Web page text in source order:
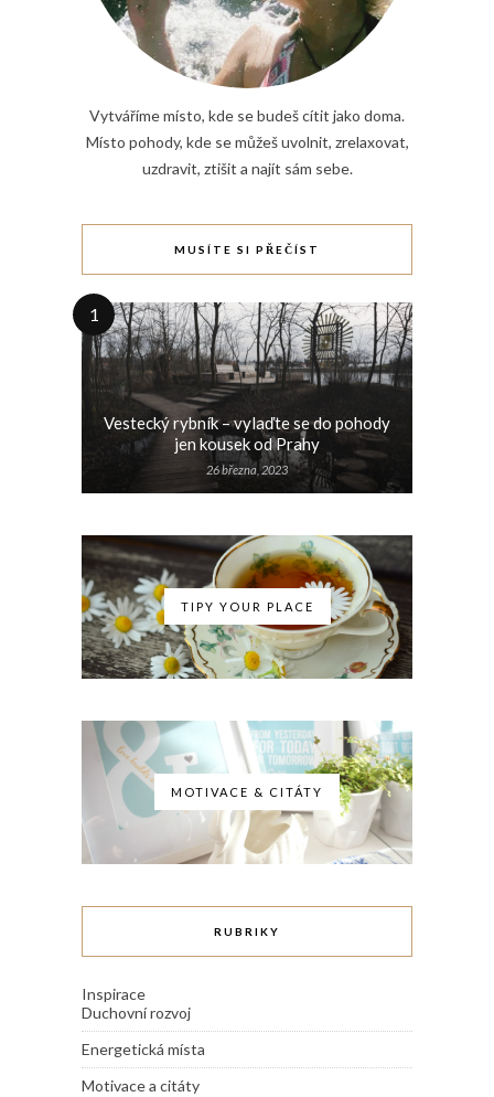
Vytváříme místo, kde se budeš cítit jako doma.
Místo pohody, kde se můžeš uvolnit, zrelaxovat,
uzdravit, ztišit a najít sám sebe.
MUSÍTE SI PŘEČÍST
1
Vestecký rybník – vylaďte se do pohody
jen kousek od Prahy
26 března, 2023
TIPY YOUR PLACE
MOTIVACE & CITÁTY
RUBRIKY
Inspirace
Duchovní rozvoj
Energetická místa
Motivace a citáty